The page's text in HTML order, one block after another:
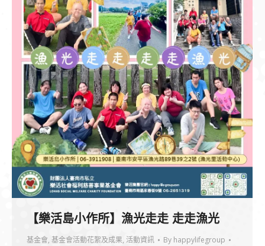
【樂活島小作所】漁光走走 走走漁光
基金會, 基金會活動花絮及成果, 活動資訊 By happylifegroup